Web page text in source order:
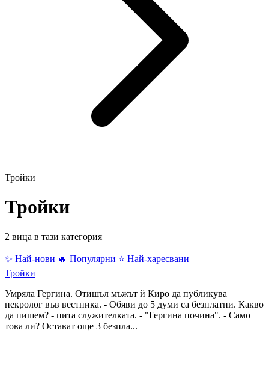
Тройки
Тройки
2 вица в тази категория
✨ Най-нови 🔥 Популярни ⭐ Най-харесвани
Тройки
Умряла Гергина. Отишъл мъжът й Киро да публикува
некролог във вестника. - Обяви до 5 думи са безплатни. Какво
да пишем? - пита служителката. - "Гергина почина". - Само
това ли? Остават още 3 безпла...